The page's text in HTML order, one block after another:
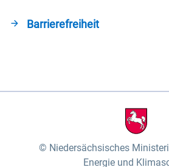
Barrierefreiheit
Niedersächsisches
Energie und